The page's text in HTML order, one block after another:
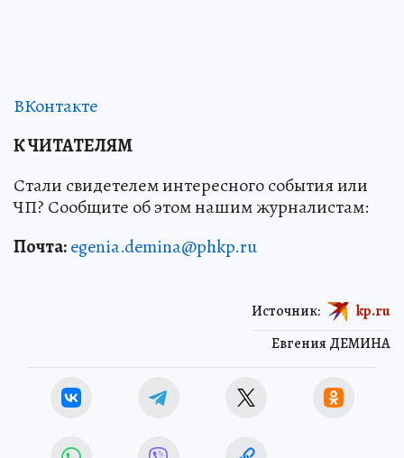
ВКонтакте
К ЧИТАТЕЛЯМ
Стали свидетелем интересного события или
ЧП? Сообщите об этом нашим журналистам:
Почта:egenia.demina@phkp.ru
Евгения ДЕМИНА
Источник: kp.ru